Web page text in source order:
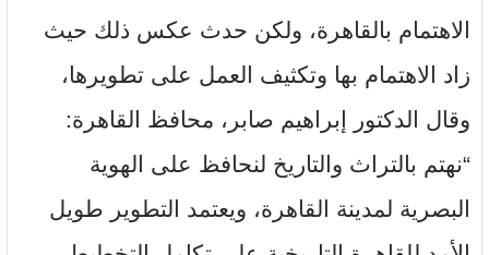
الاهتمام بالقاهرة، ولكن حدث عكس ذلك حيث
زاد الاهتمام بها وتكثيف العمل على تطويرها،
وقال الدكتور إبراهيم صابر، محافظ القاهرة:
“نهتم بالتراث والتاريخ لنحافظ على الهوية
البصرية لمدينة القاهرة، ويعتمد التطوير طويل